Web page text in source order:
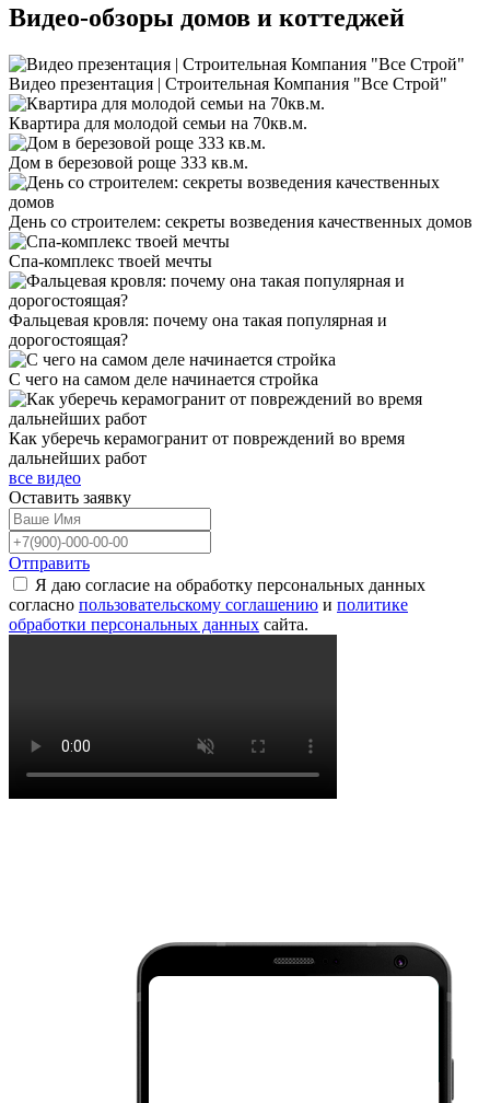
Видео-обзоры домов и коттеджей
Видео презентация | Строительная Компания "Все Строй"
Квартира для молодой семьи на 70кв.м.
Дом в березовой роще 333 кв.м.
День со строителем: секреты возведения качественных домов
Спа-комплекс твоей мечты
Фальцевая кровля: почему она такая популярная и
дорогостоящая?
С чего на самом деле начинается стройка
Как уберечь керамогранит от повреждений во время
дальнейших работ
все видео
Оставить заявку
Отправить
Я даю согласие на обработку персональных данных
согласно пользовательскому соглашению и политике
обработки персональных данных сайта.